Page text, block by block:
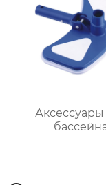
Аксессуары